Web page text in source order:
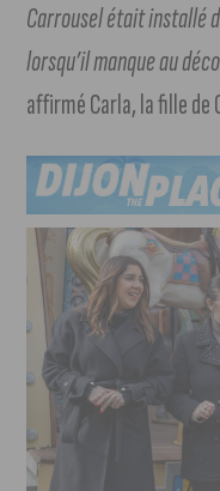
Carrousel était installé
lorsqu’il manque au
affirmé Carla, la fille de